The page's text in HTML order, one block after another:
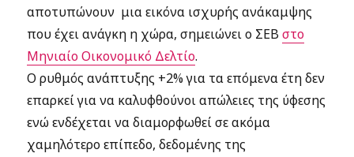
αποτυπώνουν μια εικόνα ισχυρής ανάκαμψης
που έχει ανάγκη η χώρα, σημειώνει ο ΣΕΒστο
Μηνιαίο Οικονομικό Δελτίο.
Ο ρυθμός ανάπτυξης +2% για τα επόμενα έτη δεν
επαρκεί για να καλυφθούνοι απώλειες της ύφεσης
ενώ ενδέχεται να διαμορφωθεί σε ακόμα
χαμηλότερο επίπεδο, δεδομένης της